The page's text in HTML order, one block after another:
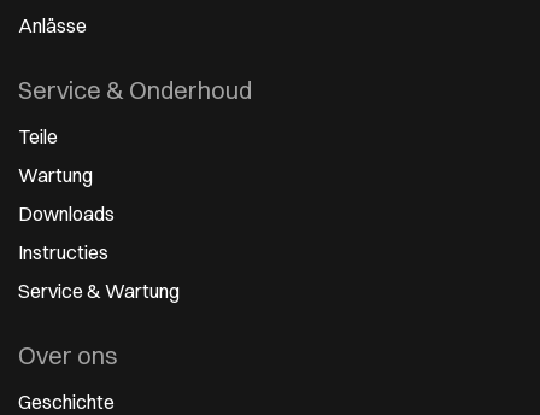
Anlässe
Service & Onderhoud
Teile
Wartung
Downloads
Instructies
Service & Wartung
Over ons
Geschichte